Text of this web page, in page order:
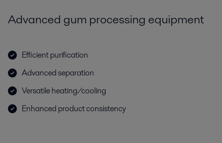
Advanced gum processing equipment
Efficient purification
Advanced separation
Versatile heating/cooling
Enhanced product consistency